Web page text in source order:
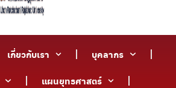
เกี่ยวกับเรา
บุคลากร
แผนยุทธศาสตร์